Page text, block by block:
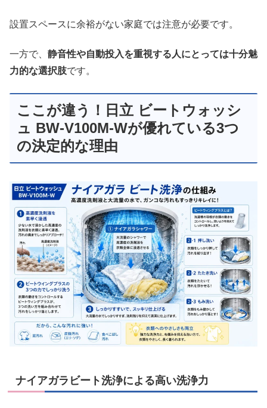
設置スペースに余裕がない家庭では注意が必要です。
一方で、 静音性や自動投入を重視する人にとっては十分魅
力的な選択肢です。
ここが違う！日立 ビートウォッシ
ュ BW-V100M-Wが優れている3つ
の決定的な理由
ナイアガラビート洗浄による高い洗浄力